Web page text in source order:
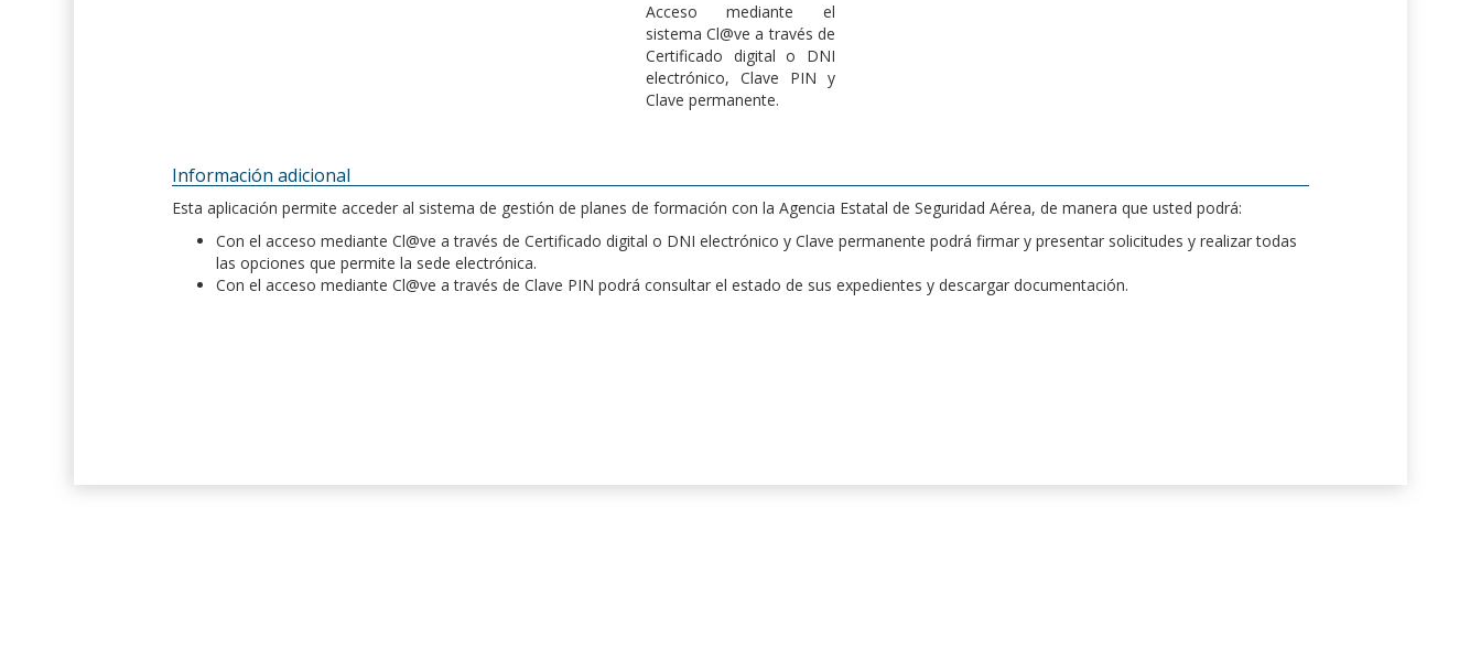
Acceso mediante el
sistema Cl@ve a través de
Certificado digital o DNI
electrónico, Clave PIN y
Clave permanente.
Información adicional
Esta aplicación permite acceder al sistema de gestión de planes de formación con la Agencia Estatal de Seguridad Aérea, de manera que usted podrá:
Con el acceso mediante Cl@ve a través de Certificado digital o DNI electrónico y Clave permanente podrá firmar y presentar solicitudes y realizar todas
las opciones que permite la sede electrónica.
Con el acceso mediante Cl@ve a través de Clave PIN podrá consultar el estado de sus expedientes y descargar documentación.